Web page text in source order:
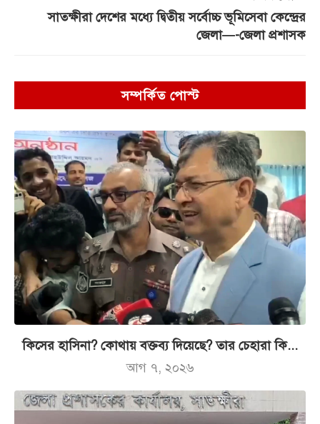
সাতক্ষীরা দেশের মধ্যে দ্বিতীয় সর্বোচ্চ ভূমিসেবা কেন্দ্রের
জেলা—-জেলা প্রশাসক
সম্পর্কিত পোস্ট
কিসের হাসিনা? কোথায় বক্তব্য দিয়েছে? তার চেহারা কি...
আগ ৭, ২০২৬